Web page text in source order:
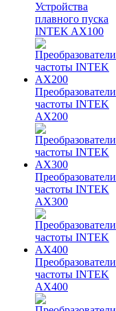
Устройства
плавного пуска
INTEK AX100
Преобразователи
частоты INTEK
AX200
Преобразователи
частоты INTEK
AX300
Преобразователи
частоты INTEK
AX400